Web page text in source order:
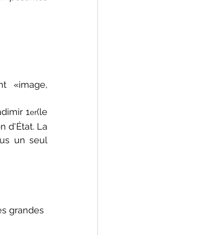
«image,
1er(le
d'État. La
un seul
grandes